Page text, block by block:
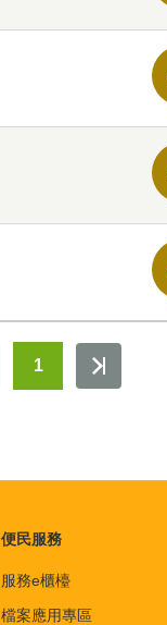
1
便民服務
服務e櫃檯
檔案應用專區